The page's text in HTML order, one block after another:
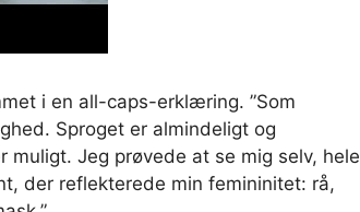
i en all-caps-erklæring. ”Som
Sproget er almindeligt og
Jeg prøvede at se mig selv, hele
der reflekterede min femininitet: rå,